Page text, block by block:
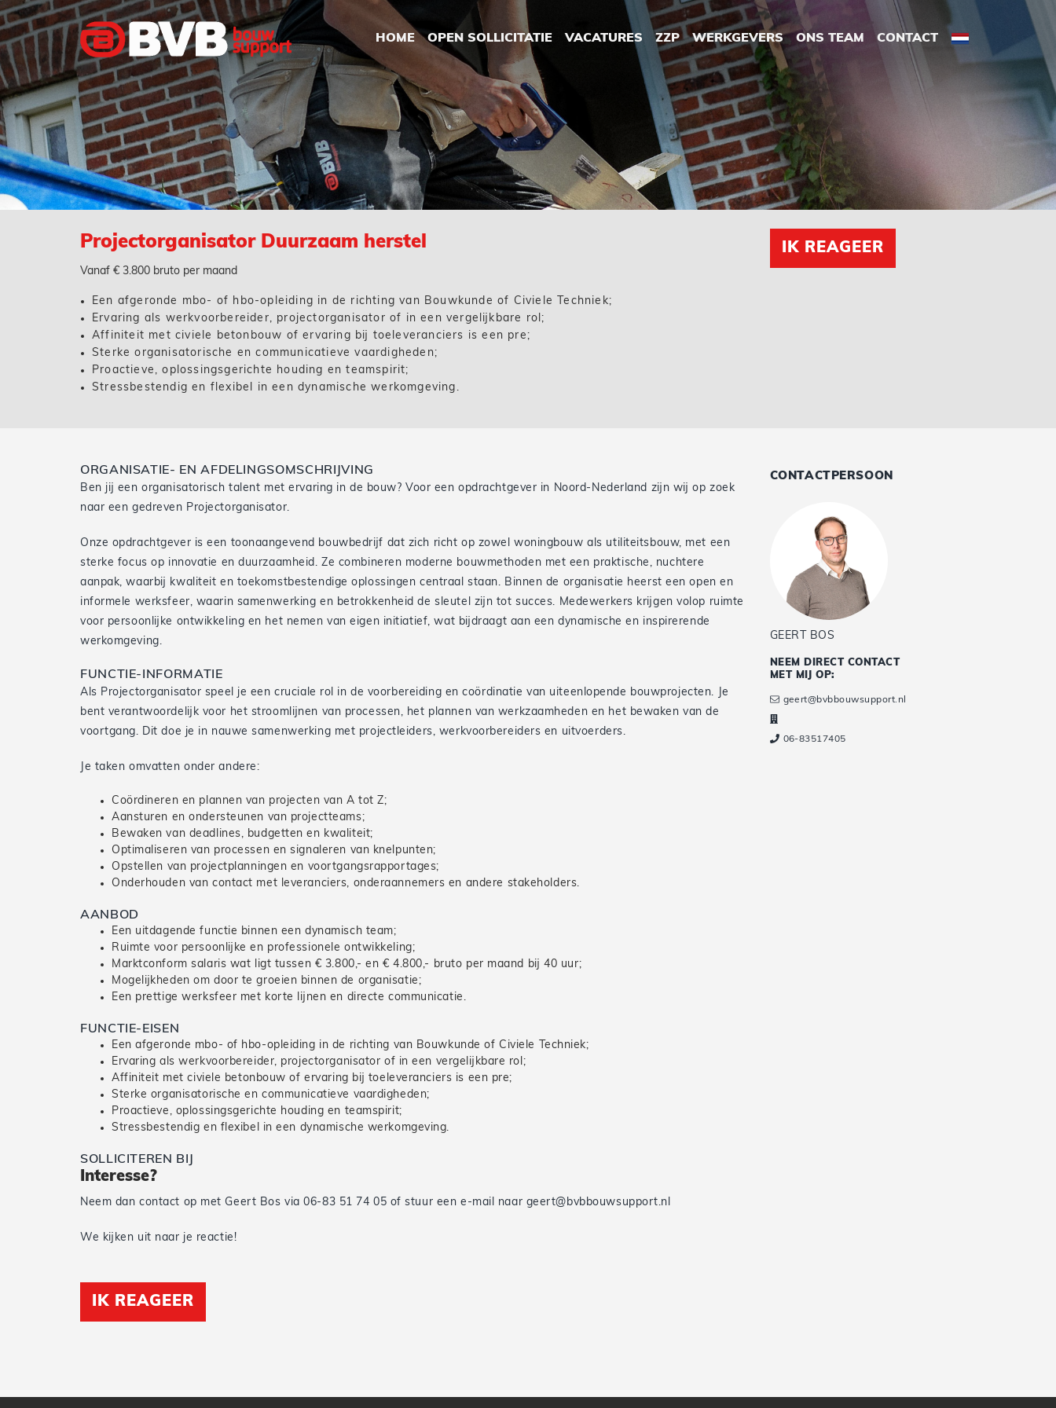
HOME OPEN SOLLICITATIE VACATURES ZZP WERKGEVERS ONS TEAM CONTACT
Projectorganisator Duurzaam herstel
Vanaf € 3.800 bruto per maand
Een afgeronde mbo- of hbo-opleiding in de richting van Bouwkunde of Civiele Techniek;
Ervaring als werkvoorbereider, projectorganisator of in een vergelijkbare rol;
Affiniteit met civiele betonbouw of ervaring bij toeleveranciers is een pre;
Sterke organisatorische en communicatieve vaardigheden;
Proactieve, oplossingsgerichte houding en teamspirit;
Stressbestendig en flexibel in een dynamische werkomgeving.
IK REAGEER
ORGANISATIE- EN AFDELINGSOMSCHRIJVING
Ben jij een organisatorisch talent met ervaring in de bouw? Voor een opdrachtgever in Noord-Nederland zijn wij op zoek
naar een gedreven Projectorganisator.
Onze opdrachtgever is een toonaangevend bouwbedrijf dat zich richt op zowel woningbouw als utiliteitsbouw, met een
sterke focus op innovatie en duurzaamheid. Ze combineren moderne bouwmethoden met een praktische, nuchtere
aanpak, waarbij kwaliteit en toekomstbestendige oplossingen centraal staan. Binnen de organisatie heerst een open en
informele werksfeer, waarin samenwerking en betrokkenheid de sleutel zijn tot succes. Medewerkers krijgen volop ruimte
voor persoonlijke ontwikkeling en het nemen van eigen initiatief, wat bijdraagt aan een dynamische en inspirerende
werkomgeving.
FUNCTIE-INFORMATIE
Als Projectorganisator speel je een cruciale rol in de voorbereiding en coördinatie van uiteenlopende bouwprojecten. Je
bent verantwoordelijk voor het stroomlijnen van processen, het plannen van werkzaamheden en het bewaken van de
voortgang. Dit doe je in nauwe samenwerking met projectleiders, werkvoorbereiders en uitvoerders.
Je taken omvatten onder andere:
Coördineren en plannen van projecten van A tot Z;
Aansturen en ondersteunen van projectteams;
Bewaken van deadlines, budgetten en kwaliteit;
Optimaliseren van processen en signaleren van knelpunten;
Opstellen van projectplanningen en voortgangsrapportages;
Onderhouden van contact met leveranciers, onderaannemers en andere stakeholders.
AANBOD
Een uitdagende functie binnen een dynamisch team;
Ruimte voor persoonlijke en professionele ontwikkeling;
Marktconform salaris wat ligt tussen € 3.800,- en € 4.800,- bruto per maand bij 40 uur;
Mogelijkheden om door te groeien binnen de organisatie;
Een prettige werksfeer met korte lijnen en directe communicatie.
FUNCTIE-EISEN
Een afgeronde mbo- of hbo-opleiding in de richting van Bouwkunde of Civiele Techniek;
Ervaring als werkvoorbereider, projectorganisator of in een vergelijkbare rol;
Affiniteit met civiele betonbouw of ervaring bij toeleveranciers is een pre;
Sterke organisatorische en communicatieve vaardigheden;
Proactieve, oplossingsgerichte houding en teamspirit;
Stressbestendig en flexibel in een dynamische werkomgeving.
SOLLICITEREN BIJ
Interesse?
Neem dan contact op met Geert Bos via 06-83 51 74 05 of stuur een e-mail naar geert@bvbbouwsupport.nl
We kijken uit naar je reactie!
IK REAGEER
CONTACTPERSOON
GEERT BOS
NEEM DIRECT CONTACT
MET MIJ OP:
geert@bvbbouwsupport.nl
06-83517405